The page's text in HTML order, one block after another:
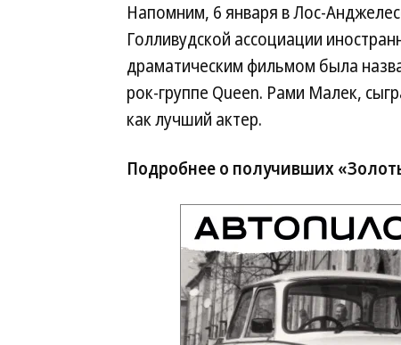
Напомним, 6 января в Лос-
Голливудской ассоциации
драматическим фильмом была
рок-группе Queen. Рами Малек,
как лучший актер.
Подробнее о получивших